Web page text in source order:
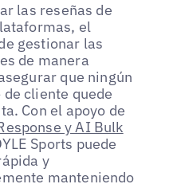
las reseñas de
el
gestionar las
de manera
que ningún
cliente quede
Con el apoyo de
y AI Bulk
Sports puede
y
manteniendo